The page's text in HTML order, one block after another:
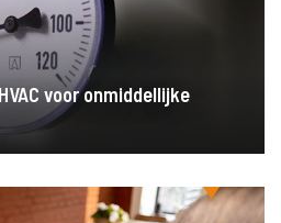
voor onmiddellijke